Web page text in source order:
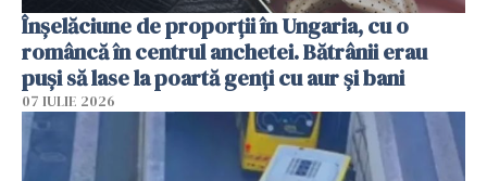
Înșelăciune de proporții în Ungaria, cu o
româncă în centrul anchetei. Bătrânii erau
puși să lase la poartă genți cu aur și bani
07 IULIE 2026